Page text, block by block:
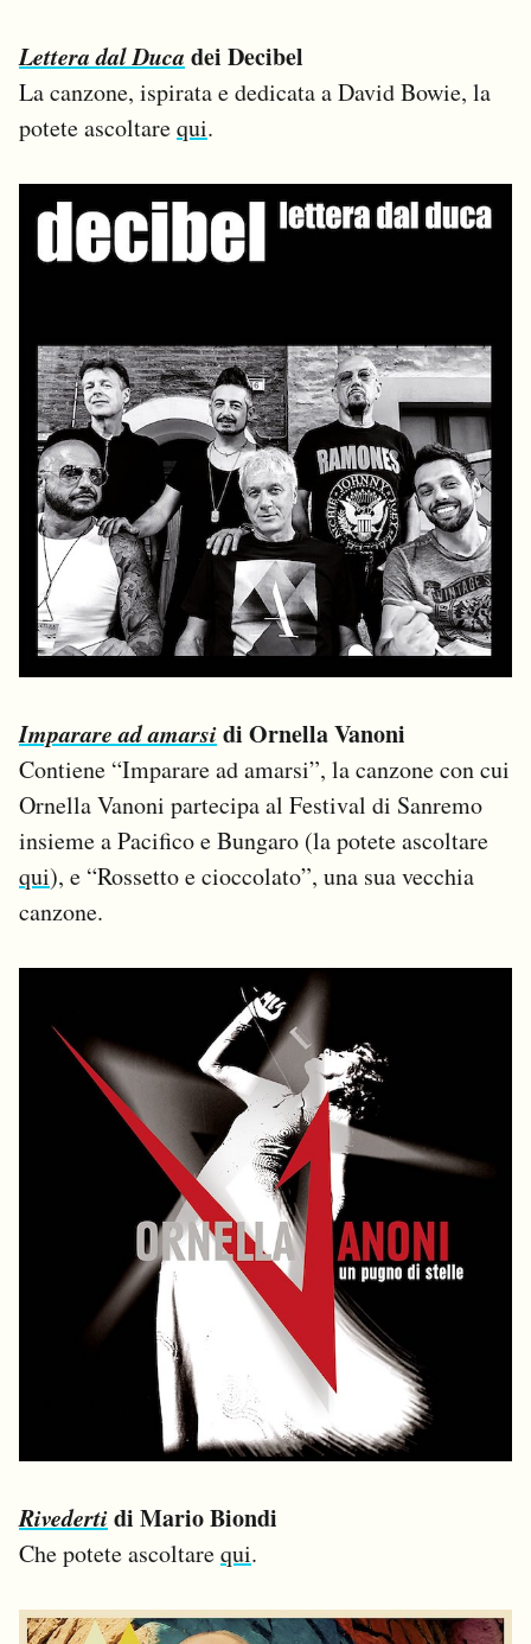
Lettera dal Duca dei Decibel
La canzone, ispirata e dedicata a David Bowie, la
potete ascoltarequi.
Imparare ad amarsidi Ornella Vanoni
Contiene “Imparare ad amarsi”, la canzone con cui
Ornella Vanoni partecipa al Festival di Sanremo
insieme a Pacifico e Bungaro (la potete ascoltare
qui), e “Rossetto e cioccolato”, una sua vecchia
canzone.
Rivedertidi Mario Biondi
Che potete ascoltarequi.